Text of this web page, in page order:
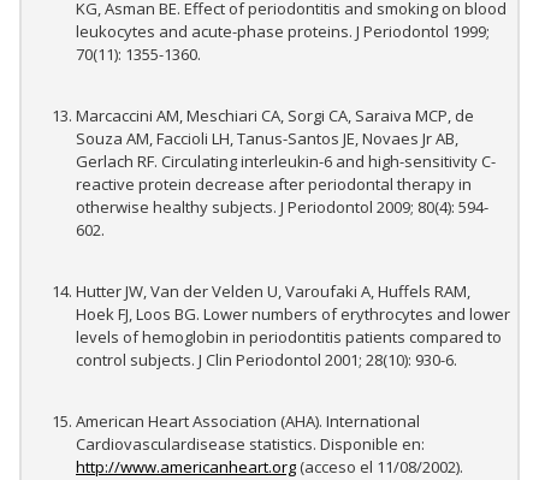
KG, Asman BE. Effect of periodontitis and smoking on blood
leukocytes and acute-phase proteins. J Periodontol 1999;
70(11): 1355-1360.
Marcaccini AM, Meschiari CA, Sorgi CA, Saraiva MCP, de
Souza AM, Faccioli LH, Tanus-Santos JE, Novaes Jr AB,
Gerlach RF. Circulating interleukin-6 and high-sensitivity C-
reactive protein decrease after periodontal therapy in
otherwise healthy subjects. J Periodontol 2009; 80(4): 594-
602.
Hutter JW, Van der Velden U, Varoufaki A, Huffels RAM,
Hoek FJ, Loos BG. Lower numbers of erythrocytes and lower
levels of hemoglobin in periodontitis patients compared to
control subjects. J Clin Periodontol 2001; 28(10): 930-6.
American Heart Association (AHA). International
Cardiovasculardisease statistics. Disponible en:
http://www.americanheart.org (acceso el 11/08/2002).